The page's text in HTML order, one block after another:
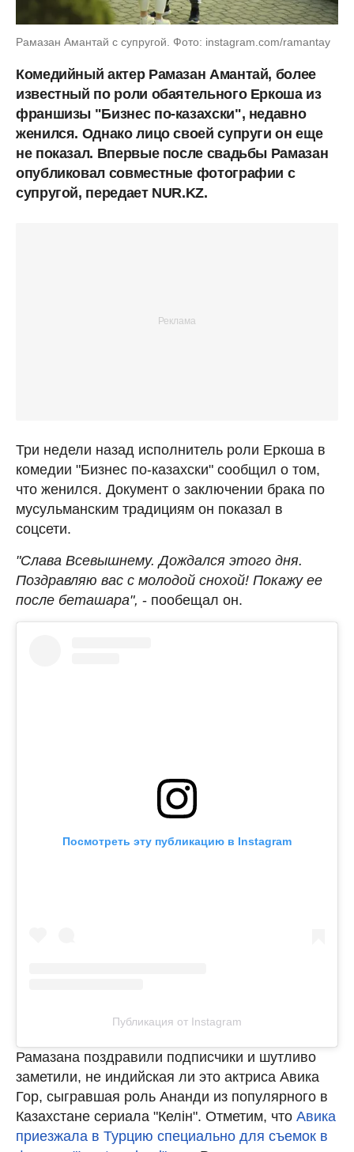
Рамазан Амантай с супругой. Фото: instagram.com/ramantay
Комедийный актер Рамазан Амантай, более
известный по роли обаятельного Еркоша из
франшизы "Бизнес по-казахски", недавно
женился. Однако лицо своей супруги он еще
не показал. Впервые после свадьбы Рамазан
опубликовал совместные фотографии с
супругой, передает NUR.KZ.
Три недели назад исполнитель роли Еркоша в
комедии "Бизнес по-казахски" сообщил о том,
что женился. Документ о заключении брака по
мусульманским традициям он показал в
соцсети.
"Слава Всевышнему. Дождался этого дня.
Поздравляю вас с молодой снохой! Покажу ее
после беташара", - пообещал он.
Посмотреть эту публикацию в Instagram
Публикация от Instagram
Рамазана поздравили подписчики и шутливо
заметили, не индийская ли это актриса Авика
Гор, сыгравшая роль Ананди из популярного в
Казахстане сериала "Келін". Отметим, что Авика
приезжала в Турцию специально для съемок в